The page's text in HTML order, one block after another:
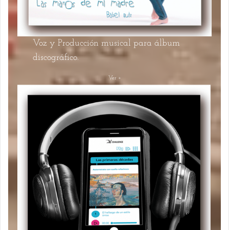
Voz y Producción musical para álbum
discográfico.
Ver +